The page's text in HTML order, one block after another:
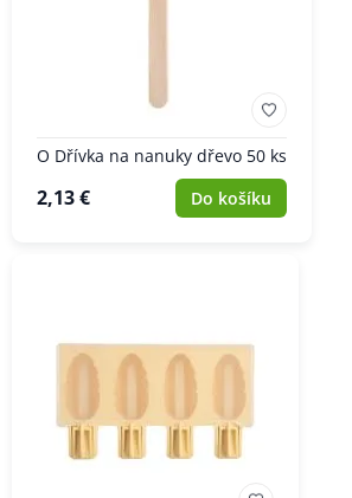
O Dřívka na nanuky dřevo 50 ks
2,13 € Do košíku